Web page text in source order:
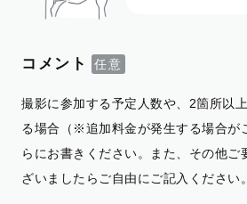
コメント
撮影に参加する予定人数や、2箇所以
る場合（※追加料金が発生する場合が
らにお書きください。また、その他ご
ざいましたらご自由にご記入ください。